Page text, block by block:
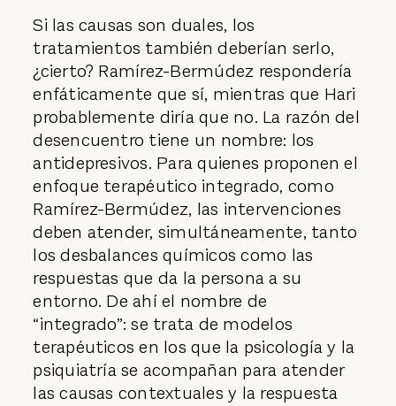
Si las causas son duales, los
tratamientos también deberían serlo,
¿cierto? Ramírez-Bermúdez respondería
enfáticamente que sí, mientras que Hari
probablemente diría que no. La razón del
desencuentro tiene un nombre: los
antidepresivos. Para quienes proponen el
enfoque terapéutico integrado, como
Ramírez-Bermúdez, las intervenciones
deben atender, simultáneamente, tanto
los desbalances químicos como las
respuestas que da la persona a su
entorno. De ahí el nombre de
“integrado”: se trata de modelos
terapéuticos en los que la psicología y la
psiquiatría se acompañan para atender
las causas contextuales y la respuesta